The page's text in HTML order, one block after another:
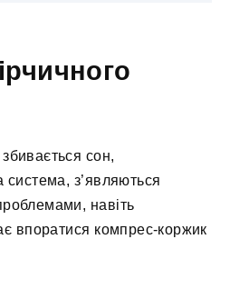
сон,
з’являються
навіть
впоратися компрес-коржик